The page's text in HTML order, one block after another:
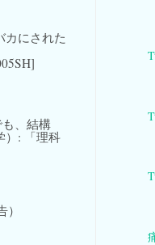
カにされた
、結構
）: 「理科